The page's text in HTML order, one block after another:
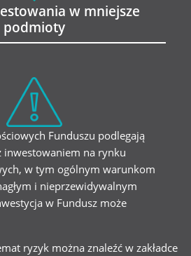
w mniejsze
podmioty
Funduszu podlegają
inwestowaniem na rynku
w tym ogólnym warunkom
i nieprzewidywalnym
w Fundusz może
ryzyk można znaleźć w zakładce